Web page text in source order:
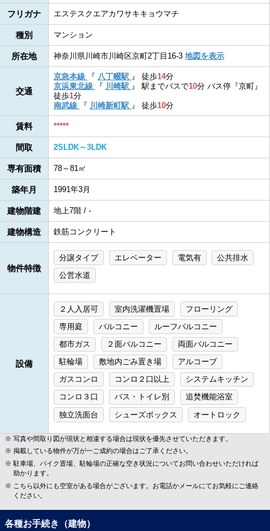
フリガナ エステスクエアカワサキキョウマチ
種別 マンション
所在地 神奈川県川崎市川崎区京町2丁目16-3 地図を表示
交通
京急本線 『 八丁畷駅 』 徒歩14分
京浜東北線
『 川崎駅 』 駅までバスで10分 バス停『京町』
徒歩1分
南武線
『 川崎新町駅 』 徒歩10分
賃料 *****
間取 2SLDK～3LDK
専有面積 78～81㎡
築年月 1991年3月
建物階建 地上7階 / -
建物構造 鉄筋コンクリート
物件特徴
分譲タイプ エレベーター 電気有
公共排水
公営水道
設備
２人入居可 室内洗濯機置場
フローリング
専用庭
バルコニー
ルーフバルコニー
都市ガス
２面バルコニー
両面バルコニー
駐輪場
敷地内ごみ置き場
アルコーブ
ガスコンロ
コンロ２口以上
システムキッチン
コンロ３口
バス・トイレ別
追焚機能浴室
独立洗面台
シューズボックス オートロック
写真や間取り図が現状と相違する場合は現状を優先させていただきます。
掲載している物件が万が一ご成約の場合はご了承ください。
駐車場、バイク置場、駐輪場の正確な空き状況についてお問い合わせいただければ
助かります。
こちら以外にも空室がある場合がございます。お電話かメールにてお気軽にご連絡
ください。
各種お手続き（建物）